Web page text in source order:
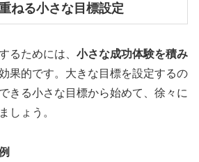
ねる小さな目標設定
るためには、 小さな成功体験を積み
果的です。大きな目標を設定するの
きる小さな目標から始めて、徐々に
しょう。